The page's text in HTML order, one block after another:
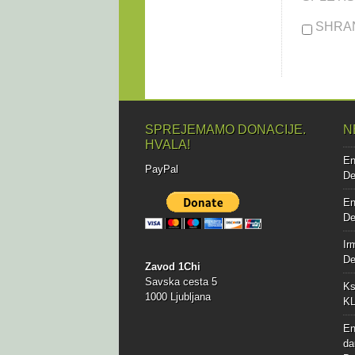
SPREJEMAMO DONACIJE.
HVALA!
PayPal
Zavod 1Chi
Savska cesta 5
1000 Ljubljana